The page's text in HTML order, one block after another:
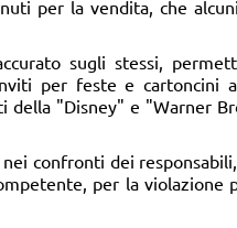
per la vendita, che
sugli stessi,
per feste e cartoncini
della "Disney" e "Warner
confronti dei
per la violazione